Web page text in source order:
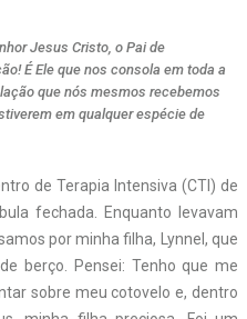
Jesus Cristo, o Pai de
É Ele que nos consola em toda a
que nós mesmos recebemos
em qualquer espécie de
de Terapia Intensiva (CTI) de
fechada. Enquanto levavam
por minha filha, Lynnel, que
berço. Pensei: Tenho que me
sobre meu cotovelo e, dentro